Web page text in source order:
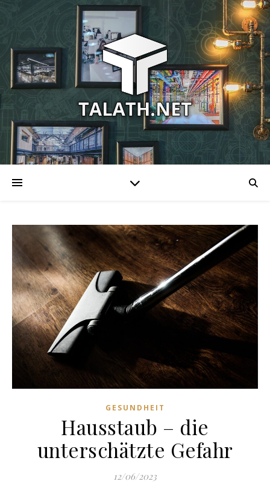
GESUNDHEIT
Hausstaub – die
unterschätzte Gefahr
12/06/2023